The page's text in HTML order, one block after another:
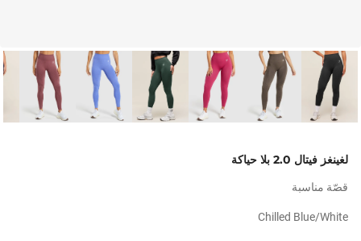
لغينغز فيتال 2.0 بلا حياكة
قصّة مناسبة
Chilled Blue/white